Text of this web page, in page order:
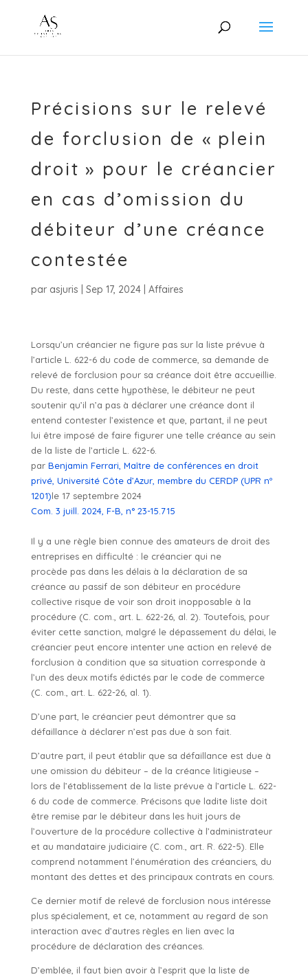
Précisions sur le relevé
de forclusion de « plein
droit » pour le créancier
en cas d’omission du
débiteur d’une créance
contestée
par asjuris Sep 17, 2024| Affaires
Lorsqu’un créancier ne figure pas sur la liste prévue à
l’article L. 622-6 du code de commerce, sa demande de
relevé de forclusion pour sa créance doit être accueillie.
Du reste, dans cette hypothèse, le débiteur ne peut
soutenir qu’il n’a pas à déclarer une créance dont il
entend contester l’existence et que, partant, il ne peut
lui être imposé de faire figurer une telle créance au sein
de la liste de l’article L. 622-6.
par Benjamin Ferrari, Maître de conférences en droit
privé, Université Côte d’Azur, membre du CERDP (UPR nº
1201)le 17 septembre 2024
Com. 3 juill. 2024, F-B, n° 23-15.715
Il y a une règle bien connue des amateurs de droit des
entreprises en difficulté : le créancier qui ne
procède pas dans les délais à la déclaration de sa
créance au passif de son débiteur en procédure
collective risque de voir son droit inopposable à la
procédure (C. com., art. L. 622-26, al. 2). Toutefois, pour
éviter cette sanction, malgré le dépassement du délai, le
créancier peut encore intenter une action en relevé de
forclusion à condition que sa situation corresponde à
l’un des deux motifs édictés par le code de commerce
(C. com., art. L. 622-26, al. 1).
D’une part, le créancier peut démontrer que sa
défaillance à déclarer n’est pas due à son fait.
D’autre part, il peut établir que sa défaillance est due à
une omission du débiteur – de la créance litigieuse –
lors de l’établissement de la liste prévue à l’article L. 622-
6 du code de commerce. Précisons que ladite liste doit
être remise par le débiteur dans les huit jours de
l’ouverture de la procédure collective à l’administrateur
et au mandataire judiciaire (C. com., art. R. 622-5). Elle
comprend notamment l’énumération des créanciers, du
montant des dettes et des principaux contrats en cours.
Ce dernier motif de relevé de forclusion nous intéresse
plus spécialement, et ce, notamment au regard de son
interaction avec d’autres règles en lien avec la
procédure de déclaration des créances.
D’emblée, il faut bien avoir à l’esprit que la liste de